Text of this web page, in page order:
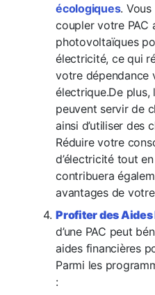
écologiques.
coupler votre PAC
photovoltaïques
électricité, ce qui
votre dépendance
électrique.De plus,
peuvent servir de
ainsi d’utiliser des
Réduire votre
d’électricité tout
contribuera
avantages de
Profiter des Aides
d’une PAC peut
aides financières
Parmi les
: